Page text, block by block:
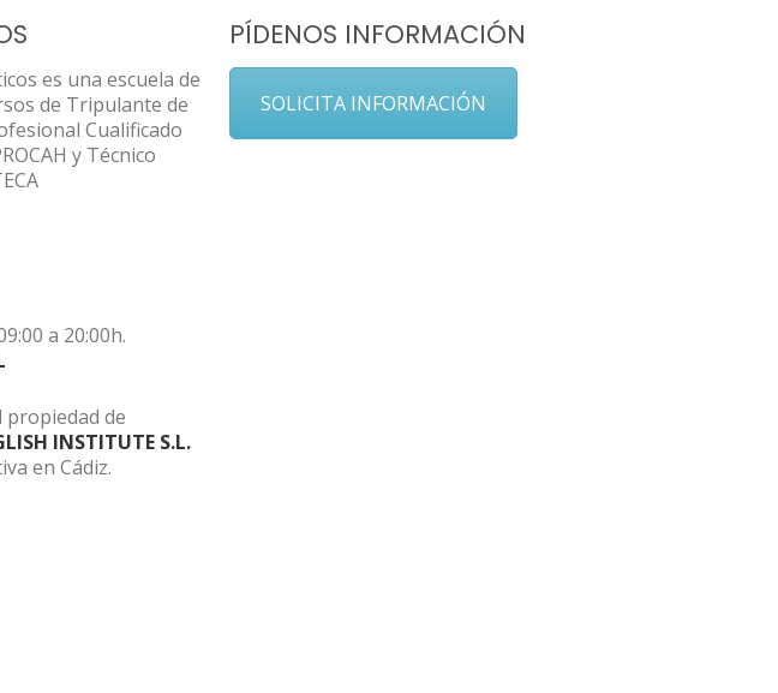
es una escuela de
de Tripulante de
Cualificado
y Técnico
a 20:00h.
propiedad de
INSTITUTE S.L.
en Cádiz.
PÍDENOS INFORMACIÓN
SOLICITA INFORMACIÓN